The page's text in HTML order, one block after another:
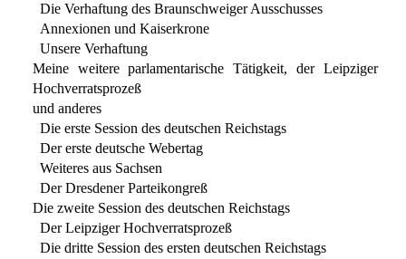
Die Verhaftung des Braunschweiger Ausschusses
Annexionen und Kaiserkrone
Unsere Verhaftung
Meine weitere parlamentarische Tätigkeit, der Leipziger
Hochverratsprozeß
und anderes
Die erste Session des deutschen Reichstags
Der erste deutsche Webertag
Weiteres aus Sachsen
Der Dresdener Parteikongreß
Die zweite Session des deutschen Reichstags
Der Leipziger Hochverratsprozeß
Die dritte Session des ersten deutschen Reichstags